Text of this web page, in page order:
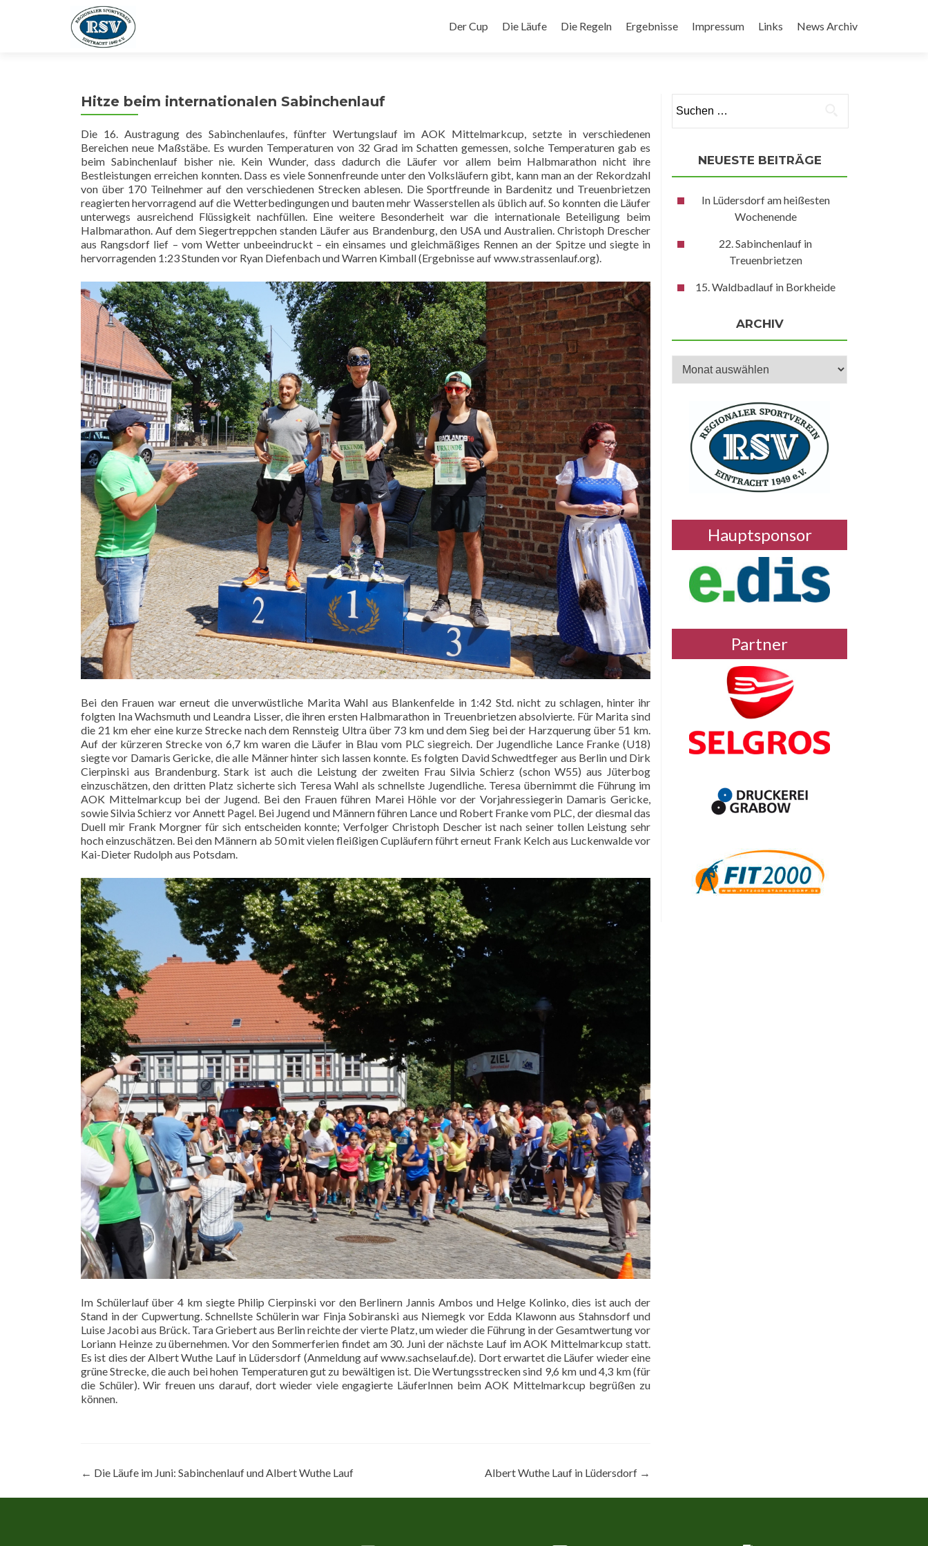
Inhalt
Der Cup Die Läufe Die Regeln Ergebnisse Impressum Links News Archiv
Hitze beim internationalen Sabinchenlauf
Die 16. Austragung des Sabinchenlaufes, fünfter Wertungslauf im AOK Mittelmarkcup, setzte in verschiedenen
Bereichen neue Maßstäbe. Es wurden Temperaturen von 32 Grad im Schatten gemessen, solche Temperaturen gab es
beim Sabinchenlauf bisher nie. Kein Wunder, dass dadurch die Läufer vor allem beim Halbmarathon nicht ihre
Bestleistungen erreichen konnten. Dass es viele Sonnenfreunde unter den Volksläufern gibt, kann man an der Rekordzahl
von über 170 Teilnehmer auf den verschiedenen Strecken ablesen. Die Sportfreunde in Bardenitz und Treuenbrietzen
reagierten hervorragend auf die Wetterbedingungen und bauten mehr Wasserstellen als üblich auf. So konnten die Läufer
unterwegs ausreichend Flüssigkeit nachfüllen. Eine weitere Besonderheit war die internationale Beteiligung beim
Halbmarathon. Auf dem Siegertreppchen standen Läufer aus Brandenburg, den USA und Australien. Christoph Drescher
aus Rangsdorf lief – vom Wetter unbeeindruckt – ein einsames und gleichmäßiges Rennen an der Spitze und siegte in
hervorragenden 1:23 Stunden vor Ryan Diefenbach und Warren Kimball (Ergebnisse auf www.strassenlauf.org).
Bei den Frauen war erneut die unverwüstliche Marita Wahl aus Blankenfelde in 1:42 Std. nicht zu schlagen, hinter ihr
folgten Ina Wachsmuth und Leandra Lisser, die ihren ersten Halbmarathon in Treuenbrietzen absolvierte. Für Marita sind
die 21 km eher eine kurze Strecke nach dem Rennsteig Ultra über 73 km und dem Sieg bei der Harzquerung über 51 km.
Auf der kürzeren Strecke von 6,7 km waren die Läufer in Blau vom PLC siegreich. Der Jugendliche Lance Franke (U18)
siegte vor Damaris Gericke, die alle Männer hinter sich lassen konnte. Es folgten David Schwedtfeger aus Berlin und Dirk
Cierpinski aus Brandenburg. Stark ist auch die Leistung der zweiten Frau Silvia Schierz (schon W55) aus Jüterbog
einzuschätzen, den dritten Platz sicherte sich Teresa Wahl als schnellste Jugendliche. Teresa übernimmt die Führung im
AOK Mittelmarkcup bei der Jugend. Bei den Frauen führen Marei Höhle vor der Vorjahressiegerin Damaris Gericke,
sowie Silvia Schierz vor Annett Pagel. Bei Jugend und Männern führen Lance und Robert Franke vom PLC, der diesmal das
Duell mir Frank Morgner für sich entscheiden konnte; Verfolger Christoph Descher ist nach seiner tollen Leistung sehr
hoch einzuschätzen. Bei den Männern ab 50 mit vielen fleißigen Cupläufern führt erneut Frank Kelch aus Luckenwalde vor
Kai-Dieter Rudolph aus Potsdam.
Im Schülerlauf über 4 km siegte Philip Cierpinski vor den Berlinern Jannis Ambos und Helge Kolinko, dies ist auch der
Stand in der Cupwertung. Schnellste Schülerin war Finja Sobiranski aus Niemegk vor Edda Klawonn aus Stahnsdorf und
Luise Jacobi aus Brück. Tara Griebert aus Berlin reichte der vierte Platz, um wieder die Führung in der Gesamtwertung vor
Loriann Heinze zu übernehmen. Vor den Sommerferien findet am 30. Juni der nächste Lauf im AOK Mittelmarkcup statt.
Es ist dies der Albert Wuthe Lauf in Lüdersdorf (Anmeldung auf www.sachselauf.de). Dort erwartet die Läufer wieder eine
grüne Strecke, die auch bei hohen Temperaturen gut zu bewältigen ist. Die Wertungsstrecken sind 9,6 km und 4,3 km (für
die Schüler). Wir freuen uns darauf, dort wieder viele engagierte LäuferInnen beim AOK Mittelmarkcup begrüßen zu
können.
Beitragsnavigation
← Die Läufe im Juni: Sabinchenlauf und Albert Wuthe Lauf Albert Wuthe Lauf in Lüdersdorf →
nach:
NEUESTE BEITRÄGE
In Lüdersdorf am heißesten
Wochenende
22. Sabinchenlauf in
Treuenbrietzen
15. Waldbadlauf in Borkheide
ARCHIV
Archiv
Hauptsponsor
Partner